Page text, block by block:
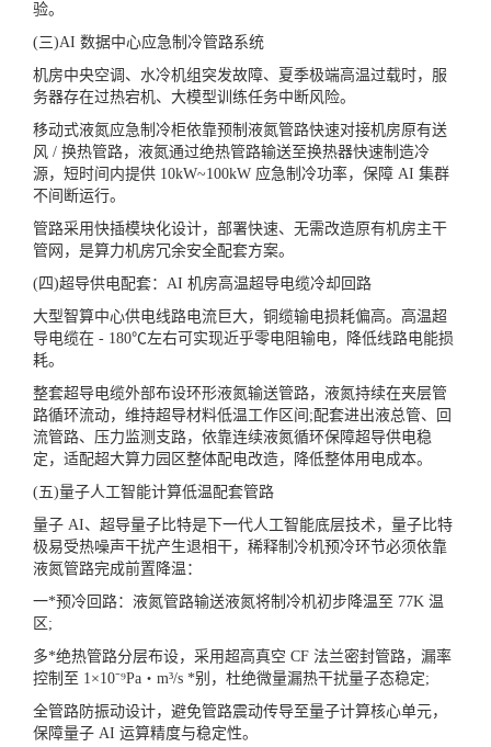
验。
(三)AI 数据中心应急制冷管路系统
机房中央空调、水冷机组突发故障、夏季极端高温过载时，服
务器存在过热宕机、大模型训练任务中断风险。
移动式液氮应急制冷柜依靠预制液氮管路快速对接机房原有送
风 / 换热管路，液氮通过绝热管路输送至换热器快速制造冷
源，短时间内提供 10kW~100kW 应急制冷功率，保障 AI 集群
不间断运行。
管路采用快插模块化设计，部署快速、无需改造原有机房主干
管网，是算力机房冗余安全配套方案。
(四)超导供电配套：AI 机房高温超导电缆冷却回路
大型智算中心供电线路电流巨大，铜缆输电损耗偏高。高温超
导电缆在 - 180℃左右可实现近乎零电阻输电，降低线路电能损
耗。
整套超导电缆外部布设环形液氮输送管路，液氮持续在夹层管
路循环流动，维持超导材料低温工作区间;配套进出液总管、回
流管路、压力监测支路，依靠连续液氮循环保障超导供电稳
定，适配超大算力园区整体配电改造，降低整体用电成本。
(五)量子人工智能计算低温配套管路
量子 AI、超导量子比特是下一代人工智能底层技术，量子比特
极易受热噪声干扰产生退相干，稀释制冷机预冷环节必须依靠
液氮管路完成前置降温：
一*预冷回路：液氮管路输送液氮将制冷机初步降温至 77K 温
区;
多*绝热管路分层布设，采用超高真空 CF 法兰密封管路，漏率
控制至 1×10⁻⁹Pa・m³/s *别，杜绝微量漏热干扰量子态稳定;
全管路防振动设计，避免管路震动传导至量子计算核心单元，
保障量子 AI 运算精度与稳定性。